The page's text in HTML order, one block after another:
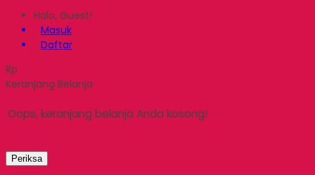
Halo, Guest!
Masuk
Daftar
Rp
Keranjang Belanja
Oops, keranjang belanja Anda kosong!
Periksa